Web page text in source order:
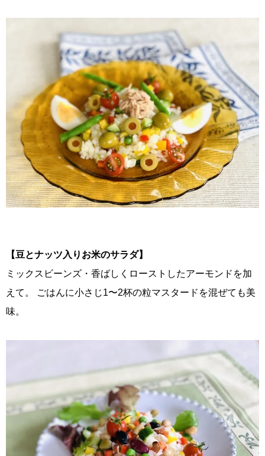
【豆とナッツ入りお米のサラダ】
ミックスビーンズ・香ばしくローストしたアーモンドを加
えて。 ごはんに小さじ1〜2杯の粒マスタードを混ぜても美
味。